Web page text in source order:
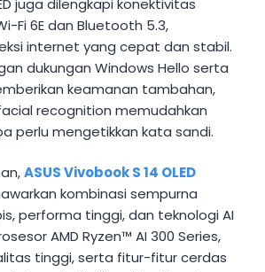
Fi 6E dan Bluetooth 5.3,
internet yang cepat dan stabil.
dukungan Windows Hello serta
keamanan tambahan,
recognition memudahkan
perlu mengetikkan kata sandi.
ASUS Vivobook S 14 OLED
kombinasi sempurna
performa tinggi, dan teknologi AI
AMD Ryzen™ AI 300 Series,
tinggi, serta fitur-fitur cerdas